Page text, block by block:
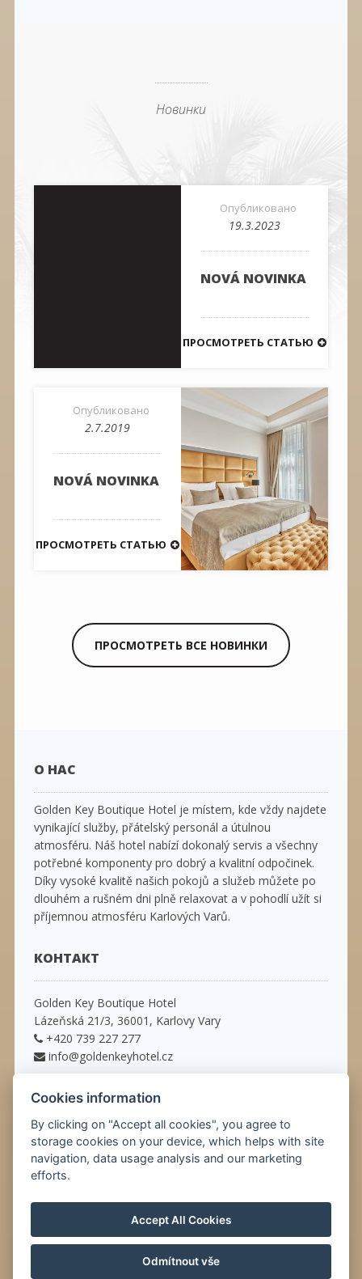
Новинки
Опубликовано
19.3.2023
NOVÁ NOVINKA
ПРОСМОТРЕТЬ СТАТЬЮ
Опубликовано
2.7.2019
NOVÁ NOVINKA
ПРОСМОТРЕТЬ СТАТЬЮ
ПРОСМОТРЕТЬ ВСЕ НОВИНКИ
О НАС
Golden Key Boutique Hotel je místem, kde vždy najdete
vynikající služby, přátelský personál a útulnou
atmosféru. Náš hotel nabízí dokonalý servis a všechny
potřebné komponenty pro dobrý a kvalitní odpočinek.
Díky vysoké kvalitě našich pokojů a služeb můžete po
dlouhém a rušném dni plně relaxovat a v pohodlí užít si
příjemnou atmosféru Karlových Varů.
КОНТАКТ
Golden Key Boutique Hotel
Lázeňská 21/3, 36001, Karlovy Vary
+420 739 227 277
info@goldenkeyhotel.cz
ССЫЛКИ
информация о прибытии
© Copyright 2026 | Все права защищены
Cookies information
By clicking on "Accept all cookies", you agree to
storage cookies on your device, which helps with site
navigation, data usage analysis and our marketing
efforts.
Accept All Cookies
Odmítnout vše